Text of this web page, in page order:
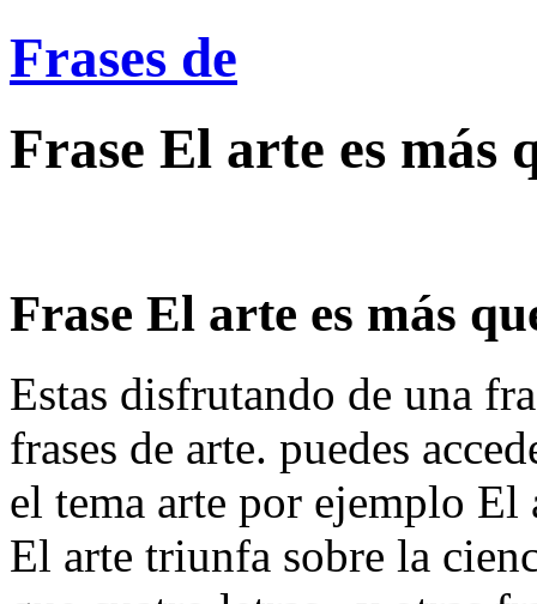
Frases de
Frase El arte es más
Frase El arte es más
Estas disfrutando de una
frases de arte. puedes
el tema arte por ejemplo El
El arte triunfa sobre la